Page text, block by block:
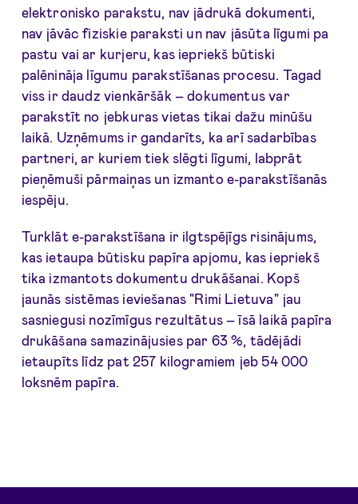
elektronisko parakstu, nav jādrukā dokumenti,
nav jāvāc fiziskie paraksti un nav jāsūta līgumi pa
pastu vai ar kurjeru, kas iepriekš būtiski
palēnināja līgumu parakstīšanas procesu. Tagad
viss ir daudz vienkāršāk – dokumentus var
parakstīt no jebkuras vietas tikai dažu minūšu
laikā. Uzņēmums ir gandarīts, ka arī sadarbības
partneri, ar kuriem tiek slēgti līgumi, labprāt
pieņēmuši pārmaiņas un izmanto e-parakstīšanās
iespēju.
Turklāt e-parakstīšana ir ilgtspējīgs risinājums,
kas ietaupa būtisku papīra apjomu, kas iepriekš
tika izmantots dokumentu drukāšanai. Kopš
jaunās sistēmas ieviešanas "Rimi Lietuva" jau
sasniegusi nozīmīgus rezultātus – īsā laikā papīra
drukāšana samazinājusies par 63 %, tādējādi
ietaupīts līdz pat 257 kilogramiem jeb 54 000
loksnēm papīra.